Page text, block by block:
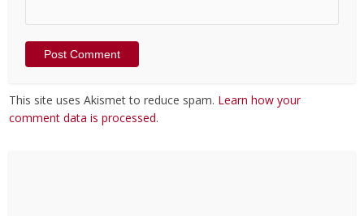
This site uses Akismet to reduce spam. Learn how your
comment data is processed.